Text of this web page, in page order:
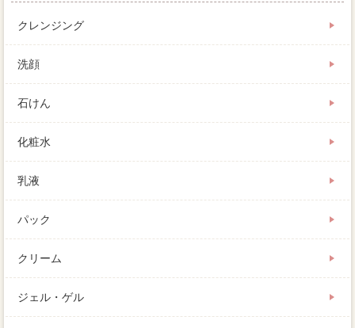
クレンジング
洗顔
石けん
化粧水
乳液
パック
クリーム
ジェル・ゲル